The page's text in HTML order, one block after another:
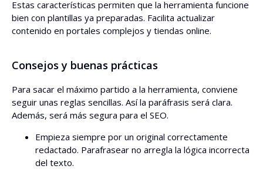
Estas características permiten que la herramienta funcione
bien con plantillas ya preparadas. Facilita actualizar
contenido en portales complejos y tiendas online.
Consejos y buenas prácticas
Para sacar el máximo partido a la herramienta, conviene
seguir unas reglas sencillas. Así la paráfrasis será clara.
Además, será más segura para el SEO.
Empieza siempre por un original correctamente
redactado. Parafrasear no arregla la lógica incorrecta
del texto.